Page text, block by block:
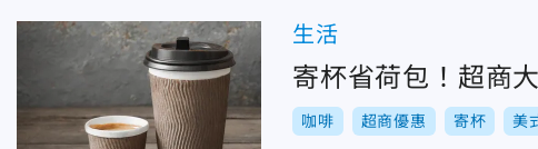
生活
寄杯省荷包！超商
咖啡 超商優惠 寄杯 美